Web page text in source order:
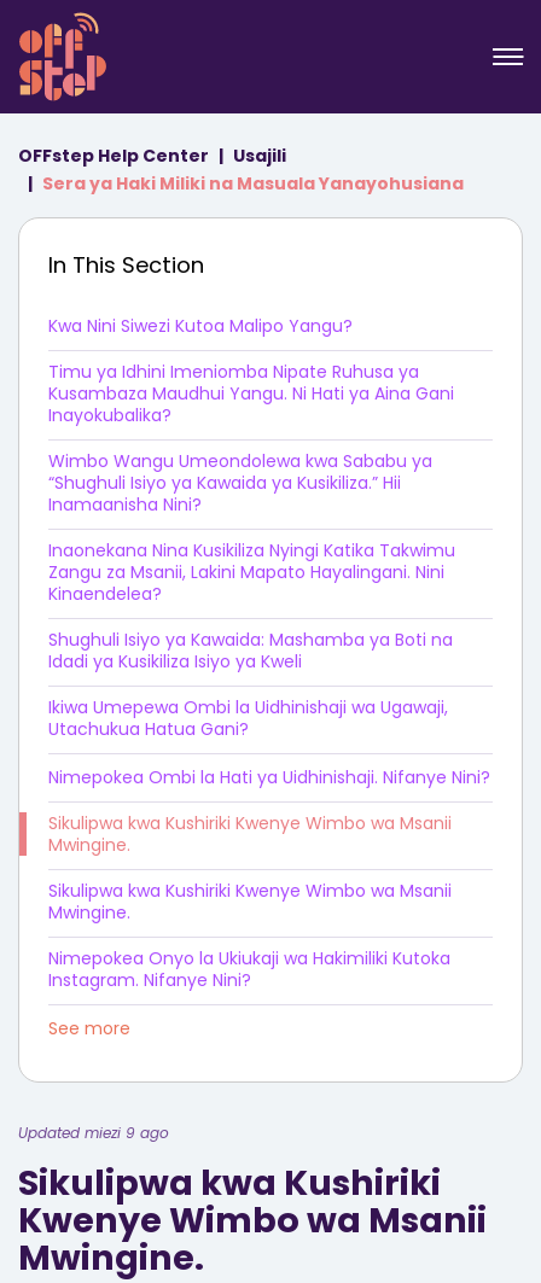
OFFstep Help Center
Usajili
Sera ya Haki Miliki na Masuala Yanayohusiana
In This Section
Kwa Nini Siwezi Kutoa Malipo Yangu?
Timu ya Idhini Imeniomba Nipate Ruhusa ya
Kusambaza Maudhui Yangu. Ni Hati ya Aina Gani
Inayokubalika?
Wimbo Wangu Umeondolewa kwa Sababu ya
“Shughuli Isiyo ya Kawaida ya Kusikiliza.” Hii
Inamaanisha Nini?
Inaonekana Nina Kusikiliza Nyingi Katika Takwimu
Zangu za Msanii, Lakini Mapato Hayalingani. Nini
Kinaendelea?
Shughuli Isiyo ya Kawaida: Mashamba ya Boti na
Idadi ya Kusikiliza Isiyo ya Kweli
Ikiwa Umepewa Ombi la Uidhinishaji wa Ugawaji,
Utachukua Hatua Gani?
Nimepokea Ombi la Hati ya Uidhinishaji. Nifanye Nini?
Sikulipwa kwa Kushiriki Kwenye Wimbo wa Msanii
Mwingine.
Sikulipwa kwa Kushiriki Kwenye Wimbo wa Msanii
Mwingine.
Nimepokea Onyo la Ukiukaji wa Hakimiliki Kutoka
Instagram. Nifanye Nini?
See more
Updated miezi 9 ago
Sikulipwa kwa Kushiriki
Kwenye Wimbo wa Msanii
Mwingine.